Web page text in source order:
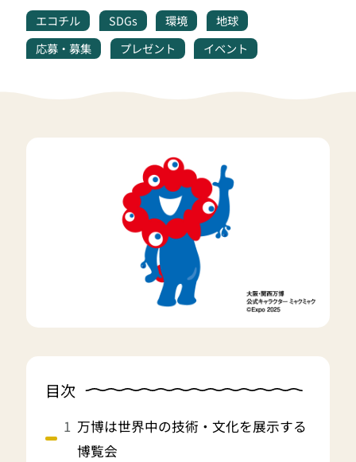
エコチル SDGs 環境
地球
応募・募集
プレゼント イベント
目次
万博は世界中の技術・文化を展示する
博覧会